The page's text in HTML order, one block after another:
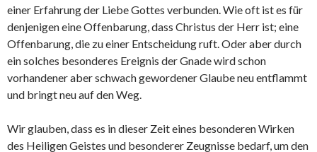
einer Erfahrung der Liebe Gottes verbunden. Wie oft ist es für
denjenigen eine Offenbarung, dass Christus der Herr ist; eine
Offenbarung, die zu einer Entscheidung ruft. Oder aber durch
ein solches besonderes Ereignis der Gnade wird schon
vorhandener aber schwach gewordener Glaube neu entflammt
und bringt neu auf den Weg.
Wir glauben, dass es in dieser Zeit eines besonderen Wirken
des Heiligen Geistes und besonderer Zeugnisse bedarf, um den